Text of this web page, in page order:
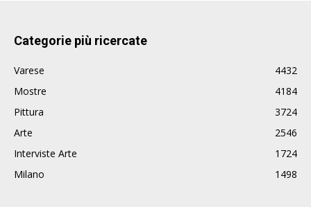
Categorie più ricercate
Varese
4432
Mostre
4184
Pittura
3724
Arte
2546
Interviste Arte
1724
Milano
1498